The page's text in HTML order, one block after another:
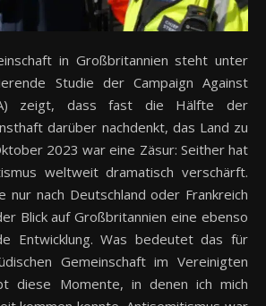
Studie der Campaign Against
zeigt, dass fast die Hälfte der
darüber nachdenkt, das Land zu
2023 war eine Zäsur: Seither hat
weltweit dramatisch verschärft.
nur nach Deutschland oder Frankreich
Blick auf Großbritannien eine ebenso
Entwicklung. Was bedeutet das für
Gemeinschaft im Vereinigten
diese Momente, in denen ich mich